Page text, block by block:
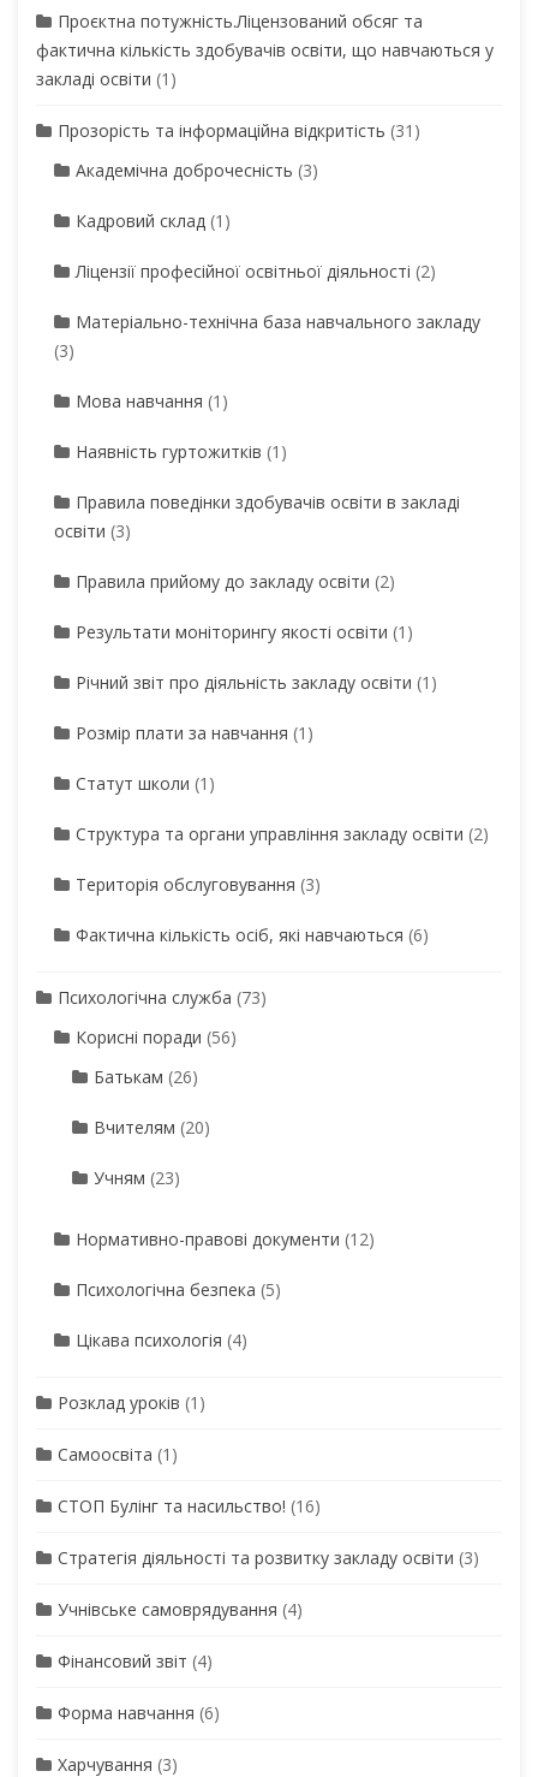
Проєктна потужність.Ліцензований обсяг та
фактична кількість здобувачів освіти, що навчаються у
закладі освіти (1)
Прозорість та інформаційна відкритість (31)
Академічна доброчесність (3)
Кадровий склад (1)
Ліцензії професійної освітньої діяльності (2)
Матеріально-технічна база навчального закладу
(3)
Мова навчання (1)
Наявність гуртожитків (1)
Правила поведінки здобувачів освіти в закладі
освіти (3)
Правила прийому до закладу освіти (2)
Результати моніторингу якості освіти (1)
Річний звіт про діяльність закладу освіти (1)
Розмір плати за навчання (1)
Статут школи (1)
Структура та органи управління закладу освіти (2)
Територія обслуговування (3)
Фактична кількість осіб, які навчаються (6)
Психологічна служба (73)
Корисні поради (56)
Батькам (26)
Вчителям (20)
Учням (23)
Нормативно-правові документи (12)
Психологічна безпека (5)
Цікава психологія (4)
Розклад уроків (1)
Самоосвіта (1)
СТОП Булінг та насильство! (16)
Стратегія діяльності та розвитку закладу освіти (3)
Учнівське самоврядування (4)
Фінансовий звіт (4)
Форма навчання (6)
Харчування (3)